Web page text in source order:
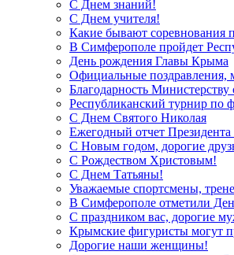
С Днем знаний!
С Днем учителя!
Какие бывают соревнования
В Симферополе пройдет
День рождения Главы Крыма
Официальные поздравления,
Благодарность
Республиканский турнир по
С Днем Святого Николая
Ежегодный отчет
С Новым годом, дорогие
С Рождеством Христовым!
С Днем Татьяны!
Уважаемые спортсмены,
В Симферополе отметили
С праздником вас, дорогие
Крымские фигуристы могут
Дорогие наши женщины!